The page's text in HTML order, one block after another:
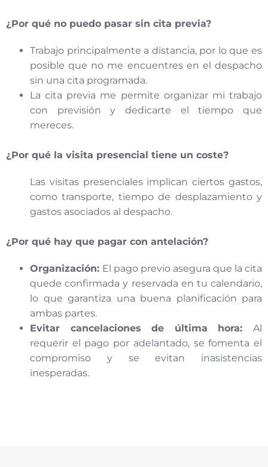
¿Por qué no puedo pasar sin cita previa?
Trabajo principalmente a distancia, por lo que es
posible que no me encuentres en el despacho
sin una cita programada.
La cita previa me permite organizar mi trabajo
con previsión y dedicarte el tiempo que
mereces.
¿Por qué la visita presencial tiene un coste?
Las visitas presenciales implican ciertos gastos,
como transporte, tiempo de desplazamiento y
gastos asociados al despacho.
¿Por qué hay que pagar con antelación?
Organización: El pago previo asegura que la cita
quede confirmada y reservada en tu calendario,
lo que garantiza una buena planificación para
ambas partes.
Evitar cancelaciones de última hora: Al
requerir el pago por adelantado, se fomenta el
compromiso y se evitan inasistencias
inesperadas.